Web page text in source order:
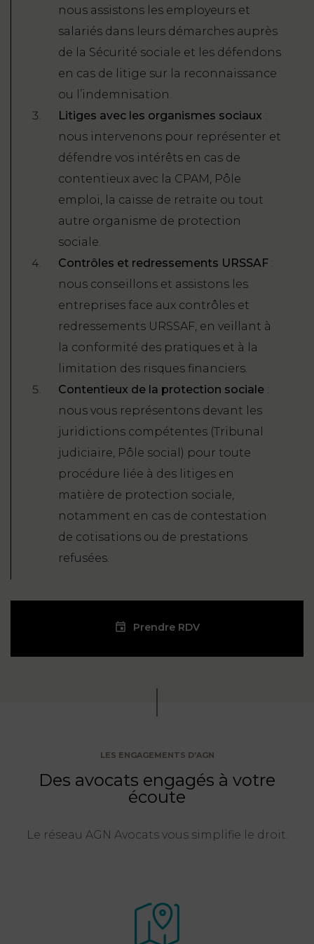
nous assistons les employeurs et
salariés dans leurs démarches auprès
de la Sécurité sociale et les défendons
en cas de litige sur la reconnaissance
ou l’indemnisation.
Litiges avec les organismes sociaux :
nous intervenons pour représenter et
défendre vos intérêts en cas de
contentieux avec la CPAM, Pôle
emploi, la caisse de retraite ou tout
autre organisme de protection
sociale.
Contrôles et redressements URSSAF :
nous conseillons et assistons les
entreprises face aux contrôles et
redressements URSSAF, en veillant à
la conformité des pratiques et à la
limitation des risques financiers.
Contentieux de la protection sociale :
nous vous représentons devant les
juridictions compétentes (Tribunal
judiciaire, Pôle social) pour toute
procédure liée à des litiges en
matière de protection sociale,
notamment en cas de contestation
de cotisations ou de prestations
refusées.
Prendre RDV
LES ENGAGEMENTS D’AGN
Des avocats engagés à votre
écoute
Le réseau AGN Avocats vous simplifie le droit.